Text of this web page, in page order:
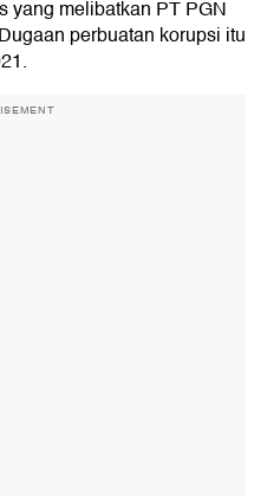
yang melibatkan PT PGN
perbuatan korupsi itu